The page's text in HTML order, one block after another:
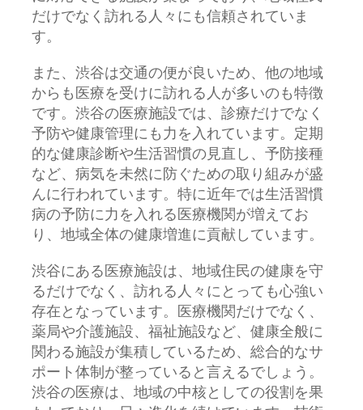
だけでなく訪れる人々にも信頼されていま
す。
また、渋谷は交通の便が良いため、他の地域
からも医療を受けに訪れる人が多いのも特徴
です。渋谷の医療施設では、診療だけでなく
予防や健康管理にも力を入れています。定期
的な健康診断や生活習慣の見直し、予防接種
など、病気を未然に防ぐための取り組みが盛
んに行われています。特に近年では生活習慣
病の予防に力を入れる医療機関が増えてお
り、地域全体の健康増進に貢献しています。
渋谷にある医療施設は、地域住民の健康を守
るだけでなく、訪れる人々にとっても心強い
存在となっています。医療機関だけでなく、
薬局や介護施設、福祉施設など、健康全般に
関わる施設が集積しているため、総合的なサ
ポート体制が整っていると言えるでしょう。
渋谷の医療は、地域の中核としての役割を果